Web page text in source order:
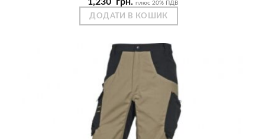
плюс 20% ПДВ
ДОДАТИ В КОШИК